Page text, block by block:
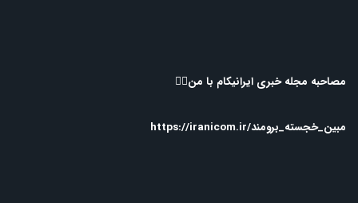
مصاحبه مجله خبری ایرانیکام با من👇🏻
مبین_خجسته_برومند/https://iranicom.ir